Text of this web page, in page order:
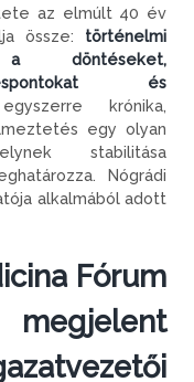
az elmúlt 40 év
össze: történelmi
döntéseket,
és
krónika,
egy olyan
stabilitása
Nógrádi
alkalmából adott
Fórum